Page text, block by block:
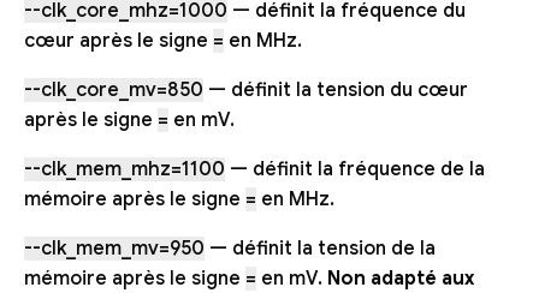
--clk_core_mhz=1000 — définit la fréquence du
cœur après le signe = en MHz.
--clk_core_mv=850 — définit la tension du cœur
après le signe = en mV.
--clk_mem_mhz=1100 — définit la fréquence de la
mémoire après le signe = en MHz.
--clk_mem_mv=950 — définit la tension de la
mémoire après le signe = en mV. Non adapté aux